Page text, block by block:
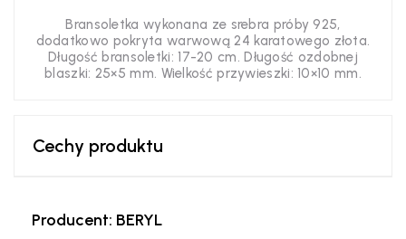
Bransoletka wykonana ze srebra próby 925,
dodatkowo pokryta warwową 24 karatowego złota.
Długość bransoletki: 17-20 cm. Długość ozdobnej
blaszki: 25×5 mm. Wielkość przywieszki: 10×10 mm.
Cechy produktu
Producent: BERYL